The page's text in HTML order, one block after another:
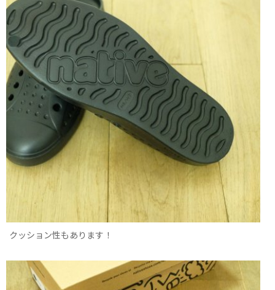
クッション性もあります！